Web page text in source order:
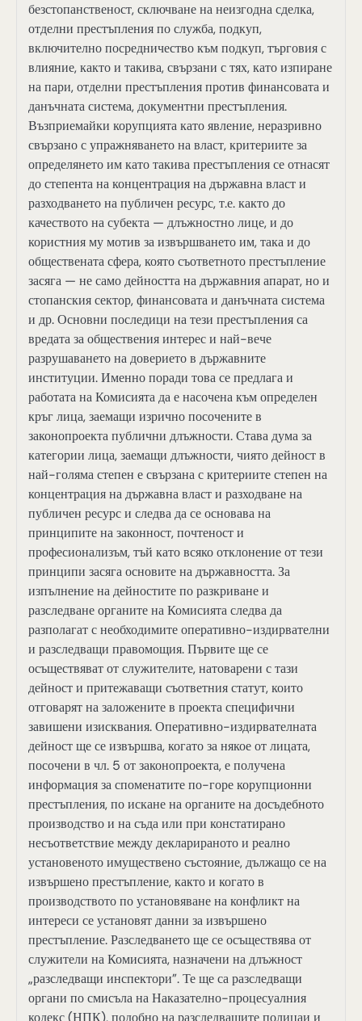
безстопанственост, сключване на неизгодна сделка,
отделни престъпления по служба, подкуп,
включително посредничество към подкуп, търговия с
влияние, както и такива, свързани с тях, като изпиране
на пари, отделни престъпления против финансовата и
данъчната система, документни престъпления.
Възприемайки корупцията като явление, неразривно
свързано с упражняването на власт, критериите за
определянето им като такива престъпления се отнасят
до степента на концентрация на държавна власт и
разходването на публичен ресурс, т.е. както до
качеството на субекта — длъжностно лице, и до
користния му мотив за извършването им, така и до
обществената сфера, която съответното престъпление
засяга — не само дейността на държавния апарат, но и
стопанския сектор, финансовата и данъчната система
и др. Основни последици на тези престъпления са
вредата за обществения интерес и най-вече
разрушаването на доверието в държавните
институции. Именно поради това се предлага и
работата на Комисията да е насочена към определен
кръг лица, заемащи изрично посочените в
законопроекта публични длъжности. Става дума за
категории лица, заемащи длъжности, чиято дейност в
най-голяма степен е свързана с критериите степен на
концентрация на държавна власт и разходване на
публичен ресурс и следва да се основава на
принципите на законност, почтеност и
професионализъм, тъй като всяко отклонение от тези
принципи засяга основите на държавността. За
изпълнение на дейностите по разкриване и
разследване органите на Комисията следва да
разполагат с необходимите оперативно-издирвателни
и разследващи правомощия. Първите ще се
осъществяват от служителите, натоварени с тази
дейност и притежаващи съответния статут, които
отговарят на заложените в проекта специфични
завишени изисквания. Оперативно-издирвателната
дейност ще се извършва, когато за някое от лицата,
посочени в чл. 5 от законопроекта, е получена
информация за споменатите по-горе корупционни
престъпления, по искане на органите на досъдебното
производство и на съда или при констатирано
несъответствие между декларираното и реално
установеното имуществено състояние, дължащо се на
извършено престъпление, както и когато в
производството по установяване на конфликт на
интереси се установят данни за извършено
престъпление. Разследването ще се осъществява от
служители на Комисията, назначени на длъжност
„разследващи инспектори”. Те ще са разследващи
органи по смисъла на Наказателно-процесуалния
кодекс (НПК), подобно на разследващите полицаи и